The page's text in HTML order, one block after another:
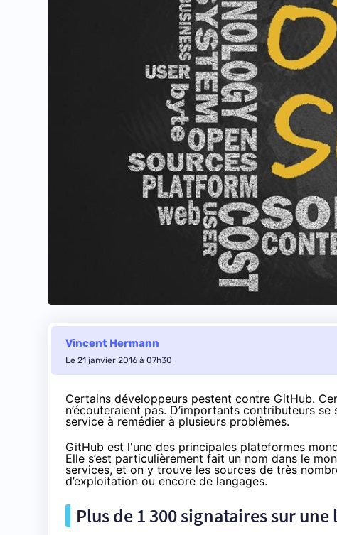
Vincent Hermann
Le 21 janvier 2016 à 07h30
Certains développeurs pestent contre GitHub.
n’écouteraient pas. D’importants contributeurs
service à remédier à plusieurs problèmes.
GitHub est l'une des principales plateformes
Elle s’est particulièrement fait un nom dans le
services, et on y trouve les sources de très
d’exploitation ou encore de langages.
Plus de 1 300 signataires sur